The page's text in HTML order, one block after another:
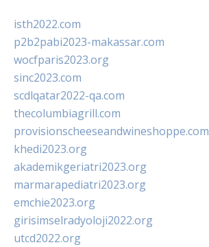
isth2022.com
p2b2pabi2023-makassar.com
wocfparis2023.org
sinc2023.com
scdlqatar2022-qa.com
thecolumbiagrill.com
provisionscheeseandwineshoppe.com
khedi2023.org
akademikgeriatri2023.org
marmarapediatri2023.org
emchie2023.org
girisimselradyoloji2022.org
utcd2022.org